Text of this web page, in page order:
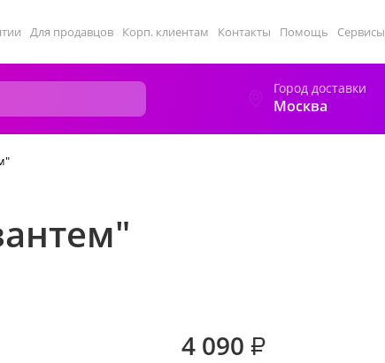
Для продавцов Корп. клиентам Контакты Помощь Сервисы
Город доставки
Москва
4 090 ₽